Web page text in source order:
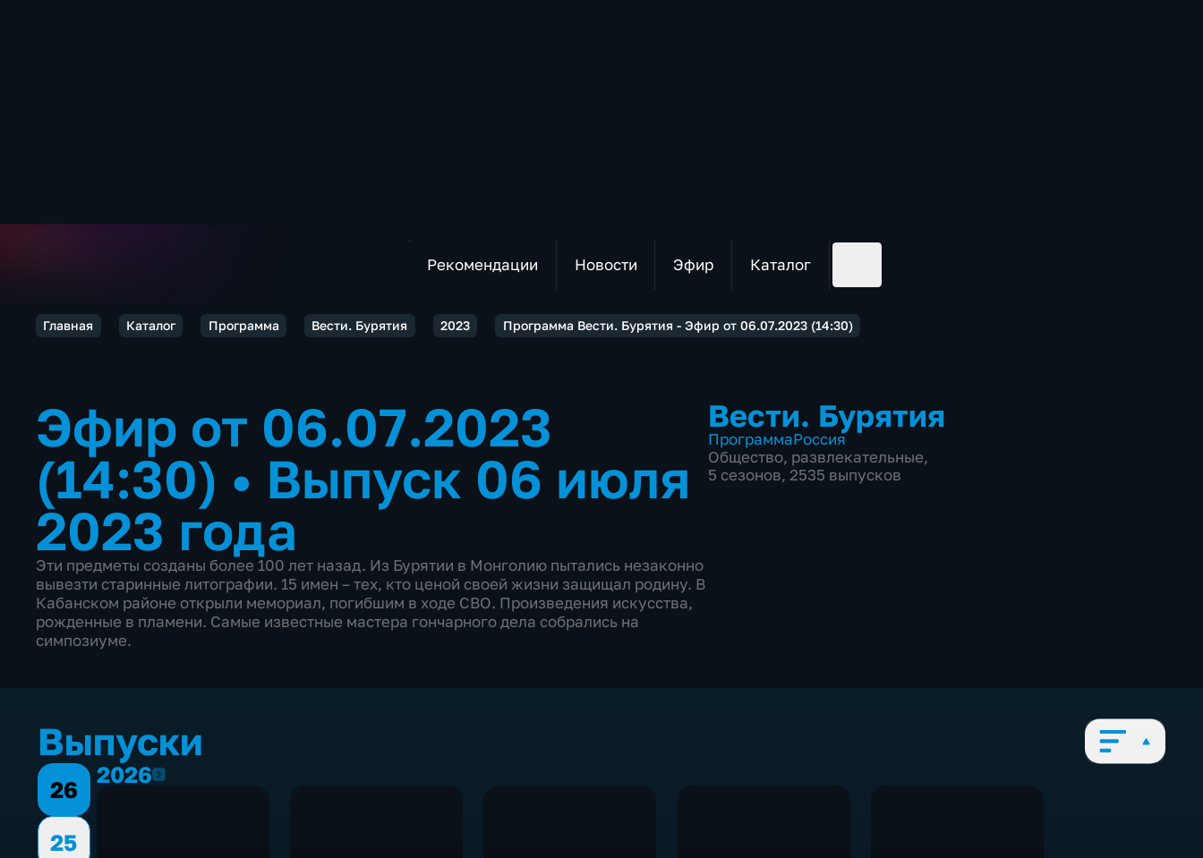
Рекомендации Новости Эфир Каталог
Главная Каталог Программа Вести. Бурятия 2023 Программа Вести. Бурятия - Эфир от 06.07.2023 (14:30)
Эфир от 06.07.2023
(14:30) • Выпуск 06 июля
2023 года
Эти предметы созданы более 100 лет назад. Из Бурятии в Монголию пытались незаконно
вывезти старинные литографии. 15 имен – тех, кто ценой своей жизни защищал родину. В
Кабанском районе открыли мемориал, погибшим в ходе СВО. Произведения искусства,
рожденные в пламени. Самые известные мастера гончарного дела собрались на
симпозиуме.
Вести. Бурятия
ПрограммаРоссия
Общество, развлекательные,
5 сезонов, 2535 выпусков
Выпуски
26
25
20262026